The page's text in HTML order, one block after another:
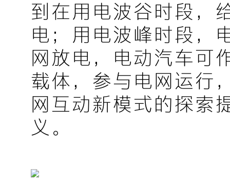
到在用电波谷时段，
电；用电波峰时段，
网放电，电动汽车可
载体，参与电网运行
网互动新模式的探索
义。